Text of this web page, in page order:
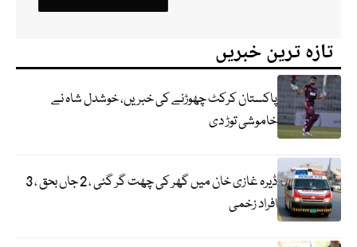
تازہ ترین خبریں
پاکستان کرکٹ چھوڑنے کی خبریں، خوشدل شاہ نے
خاموشی توڑ دی
ڈیرہ غازی خان میں گھر کی چھت گر گئی ، 2 جاں بحق ، 3
افراد زخمی